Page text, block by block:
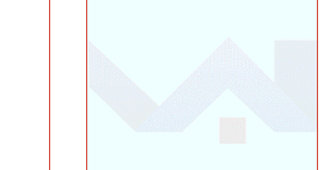
سوء تدبير.. وزارة النقل تتسبب
في أزمة طوابير السيارات أمام
مراكز الفحص التقني بطنجة